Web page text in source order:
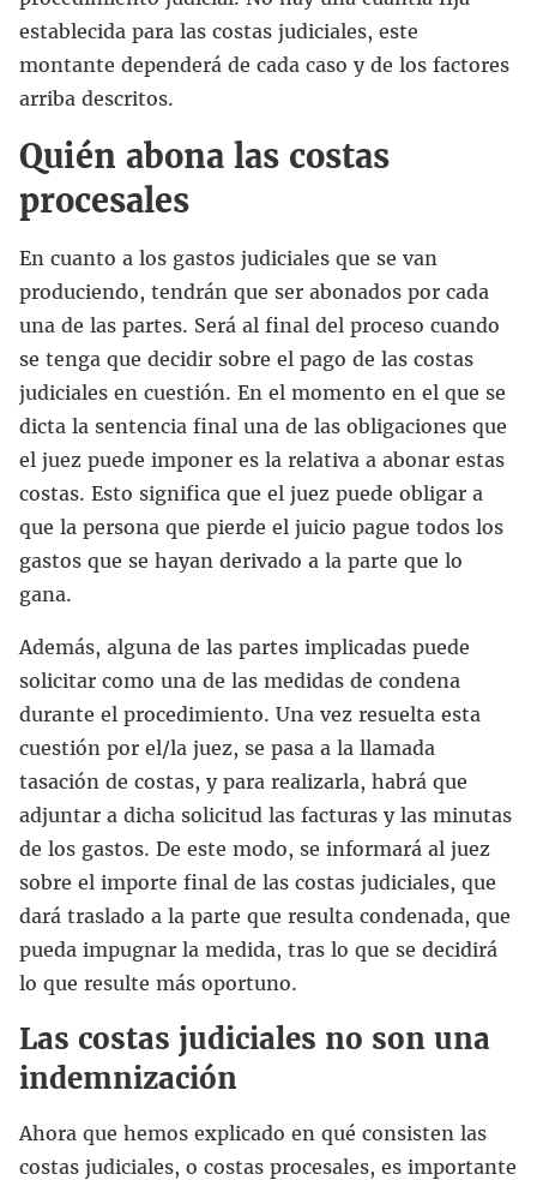
establecida para las costas judiciales, este
montante dependerá de cada caso y de los factores
arriba descritos.
Quién abona las costas
procesales
En cuanto a los gastos judiciales que se van
produciendo, tendrán que ser abonados por cada
una de las partes. Será al final del proceso cuando
se tenga que decidir sobre el pago de las costas
judiciales en cuestión. En el momento en el que se
dicta la sentencia final una de las obligaciones que
el juez puede imponer es la relativa a abonar estas
costas. Esto significa que el juez puede obligar a
que la persona que pierde el juicio pague todos los
gastos que se hayan derivado a la parte que lo
gana.
Además, alguna de las partes implicadas puede
solicitar como una de las medidas de condena
durante el procedimiento. Una vez resuelta esta
cuestión por el/la juez, se pasa a la llamada
tasación de costas, y para realizarla, habrá que
adjuntar a dicha solicitud las facturas y las minutas
de los gastos. De este modo, se informará al juez
sobre el importe final de las costas judiciales, que
dará traslado a la parte que resulta condenada, que
pueda impugnar la medida, tras lo que se decidirá
lo que resulte más oportuno.
Las costas judiciales no son una
indemnización
Ahora que hemos explicado en qué consisten las
costas judiciales, o costas procesales, es importante